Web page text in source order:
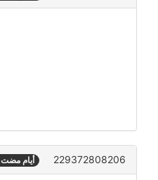
271 أيام مضت 229372808206